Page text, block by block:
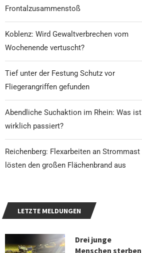
Frontalzusammenstoß
Koblenz: Wird Gewaltverbrechen vom
Wochenende vertuscht?
Tief unter der Festung Schutz vor
Fliegerangriffen gefunden
Abendliche Suchaktion im Rhein: Was ist
wirklich passiert?
Reichenberg: Flexarbeiten an Strommast
lösten den großen Flächenbrand aus
LETZTE MELDUNGEN
Drei junge
Menschen sterben